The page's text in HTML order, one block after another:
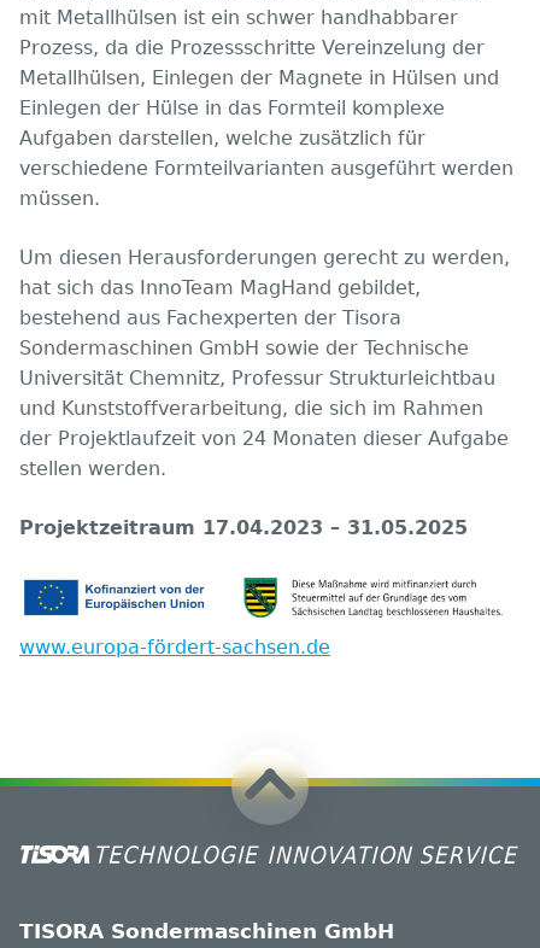
mit Metallhülsen ist ein schwer handhabbarer
Prozess, da die Prozessschritte Vereinzelung der
Metallhülsen, Einlegen der Magnete in Hülsen und
Einlegen der Hülse in das Formteil komplexe
Aufgaben darstellen, welche zusätzlich für
verschiedene Formteilvarianten ausgeführt werden
müssen.
Um diesen Herausforderungen gerecht zu werden,
hat sich das InnoTeam MagHand gebildet,
bestehend aus Fachexperten der Tisora
Sondermaschinen GmbH sowie der Technische
Universität Chemnitz, Professur Strukturleichtbau
und Kunststoffverarbeitung, die sich im Rahmen
der Projektlaufzeit von 24 Monaten dieser Aufgabe
stellen werden.
Projektzeitraum 17.04.2023 – 31.05.2025
www.europa-fördert-sachsen.de
TISORA Sondermaschinen GmbH